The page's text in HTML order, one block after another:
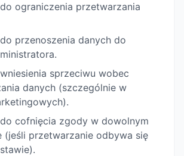
ograniczenia przetwarzania
przenoszenia danych do
sprzeciwu wobec
danych (szczególnie w
cofnięcia zgody w dowolnym
(jeśli przetwarzanie odbywa się